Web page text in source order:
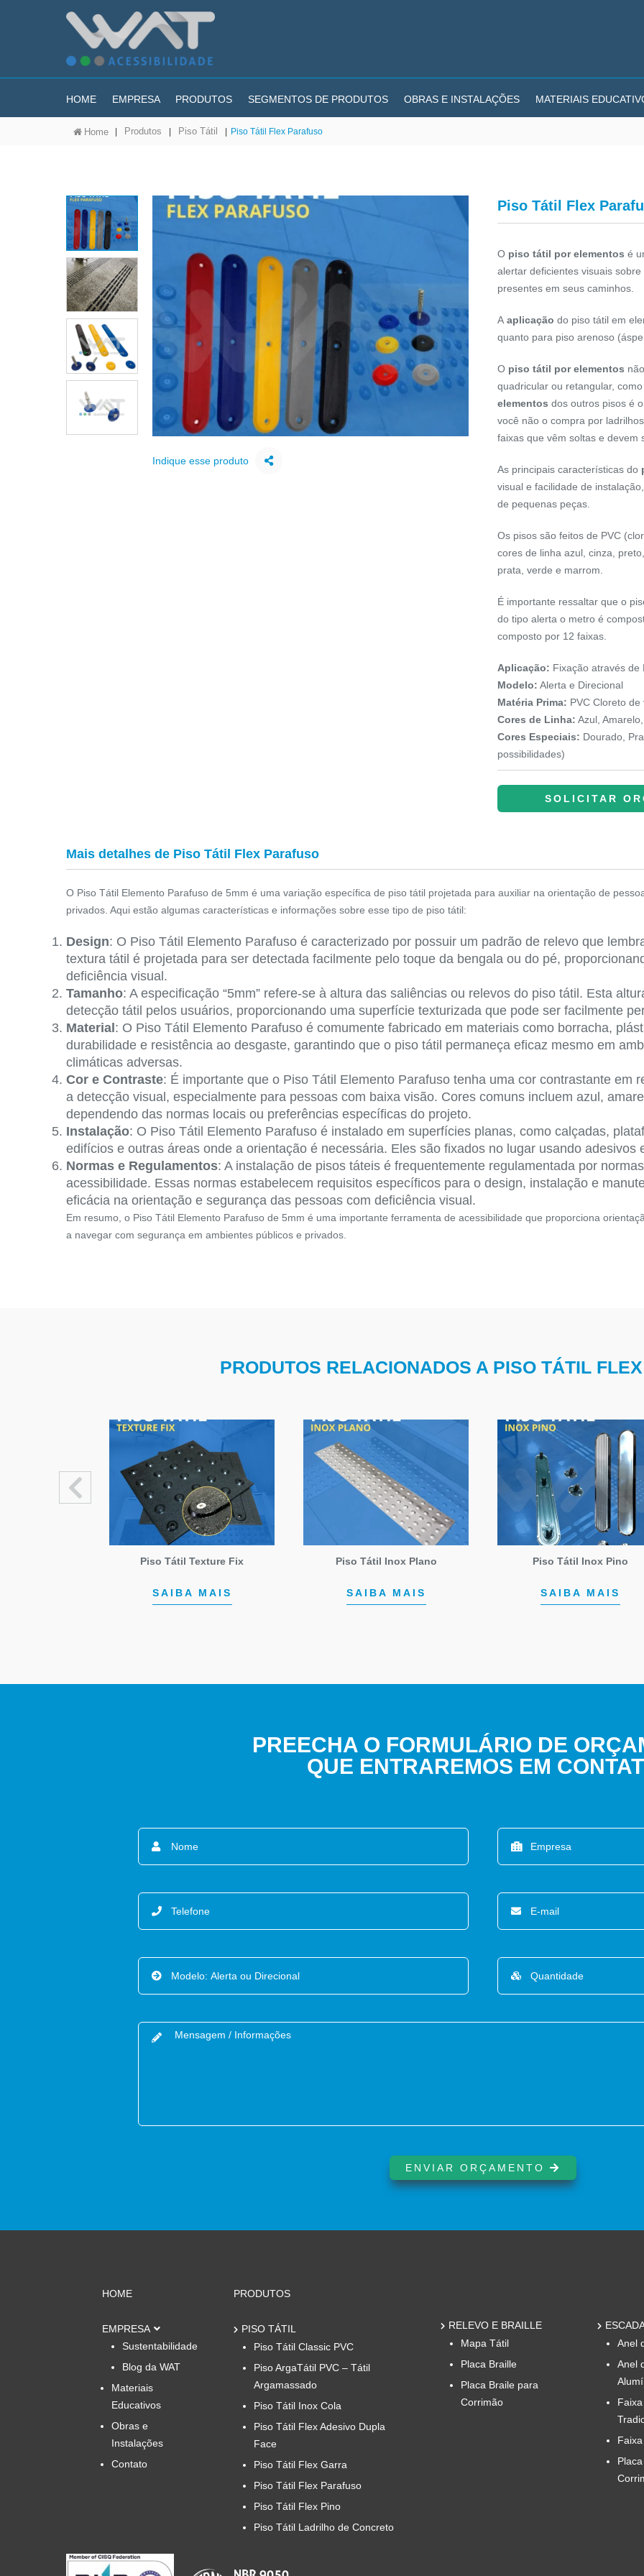
HOME EMPRESA PRODUTOS SEGMENTOS DE PRODUTOS OBRAS E INSTALAÇÕES MATERIAIS
Home | Produtos | Piso Tátil | Piso Tátil Flex Parafuso
Piso Tátil Flex
O piso tátil por elementos é
alertar deficientes visuais
presentes em seus caminhos.
A aplicação do piso tátil em
quanto para piso arenoso
O piso tátil por elementos
quadricular ou retangular,
elementos dos outros pisos é
você não o compra por
faixas que vêm soltas e devem
As principais características do
visual e facilidade de
de pequenas peças.
Os pisos são feitos de PVC
cores de linha azul, cinza,
prata, verde e marrom.
É importante ressaltar que o
do tipo alerta o metro é
composto por 12 faixas.
Aplicação: Fixação através de
Modelo: Alerta e Direcional
Matéria Prima: PVC Cloreto
Cores de Linha: Azul,
Cores Especiais: Dourado,
possibilidades)
SOLICITAR
Indique esse produto
Mais detalhes de Piso Tátil Flex Parafuso
O Piso Tátil Elemento Parafuso de 5mm é uma variação específica de piso tátil projetada para auxiliar na orientação de
privados. Aqui estão algumas características e informações sobre esse tipo de piso tátil:
Design: O Piso Tátil Elemento Parafuso é caracterizado por possuir um padrão de relevo que
textura tátil é projetada para ser detectada facilmente pelo toque da bengala ou do pé,
deficiência visual.
Tamanho: A especificação “5mm” refere-se à altura das saliências ou relevos do piso tátil. Esta
detecção tátil pelos usuários, proporcionando uma superfície texturizada que pode ser facilmente
Material : O Piso Tátil Elemento Parafuso é comumente fabricado em materiais como borracha,
durabilidade e resistência ao desgaste, garantindo que o piso tátil permaneça eficaz mesmo em
climáticas adversas.
Cor e Contraste: É importante que o Piso Tátil Elemento Parafuso tenha uma cor contrastante em
a detecção visual, especialmente para pessoas com baixa visão. Cores comuns incluem azul,
dependendo das normas locais ou preferências específicas do projeto.
Instalação: O Piso Tátil Elemento Parafuso é instalado em superfícies planas, como calçadas,
edifícios e outras áreas onde a orientação é necessária. Eles são fixados no lugar usando adesivos
Normas e Regulamentos: A instalação de pisos táteis é frequentemente regulamentada por
acessibilidade. Essas normas estabelecem requisitos específicos para o design, instalação e
eficácia na orientação e segurança das pessoas com deficiência visual.
Em resumo, o Piso Tátil Elemento Parafuso de 5mm é uma importante ferramenta de acessibilidade que proporciona
a navegar com segurança em ambientes públicos e privados.
PRODUTOS RELACIONADOS A PISO TÁTIL
Piso Tátil Texture Fix
SAIBA MAIS
Piso Tátil Inox Plano
SAIBA MAIS
Piso Tátil Inox Pino
SAIBA MAIS
PREECHA O FORMULÁRIO DE
QUE ENTRAREMOS EM
ENVIAR ORÇAMENTO
HOME
EMPRESA
Sustentabilidade
Blog da WAT
Materiais
Educativos
Obras e
Instalações
Contato
PRODUTOS
PISO TÁTIL
Piso Tátil Classic PVC
Piso ArgaTátil PVC – Tátil
Argamassado
Piso Tátil Inox Cola
Piso Tátil Flex Adesivo Dupla
Face
Piso Tátil Flex Garra
Piso Tátil Flex Parafuso
Piso Tátil Flex Pino
Piso Tátil Ladrilho de Concreto
RELEVO E BRAILLE
Mapa Tátil
Placa Braille
Placa Braile para
Corrimão
Anel
Anel